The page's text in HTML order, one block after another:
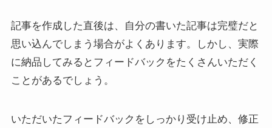
記事を作成した直後は、自分の書いた記事は完璧だと
思い込んでしまう場合がよくあります。しかし、実際
に納品してみるとフィードバックをたくさんいただく
ことがあるでしょう。
いただいたフィードバックをしっかり受け止め、修正